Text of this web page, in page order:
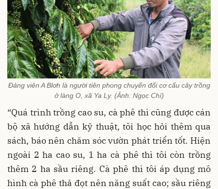
Đảng viên A Blơh là người tiên phong chuyển đổi cơ cấu cây trồng
ở làng O, xã Ya Ly. (Ảnh: Ngọc Chí)
“Quá trình trồng cao su, cà phê thì cũng được cán
bộ xã hướng dẫn kỹ thuật, tôi học hỏi thêm qua
sách, báo nên chăm sóc vườn phát triển tốt. Hiện
ngoài 2 ha cao su, 1 ha cà phê thì tôi còn trồng
thêm 2 ha sầu riêng. Cà phê thì tôi áp dụng mô
hình cà phê thả đọt nên năng suất cao; sầu riêng